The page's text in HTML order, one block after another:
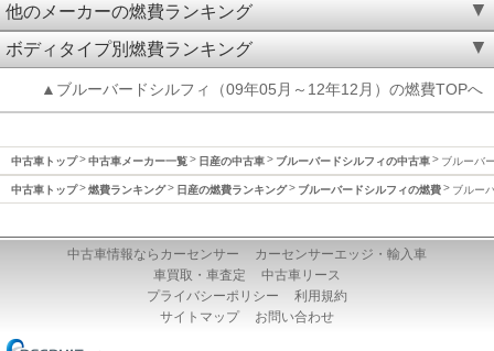
他のメーカーの燃費ランキング
ボディタイプ別燃費ランキング
▲ブルーバードシルフィ（09年05月～12年12月）の燃費TOPへ
中古車トップ 中古車メーカー一覧 日産の中古車 ブルーバードシルフィの中古車 ブルーバ
中古車トップ 燃費ランキング 日産の燃費ランキング ブルーバードシルフィの燃費 ブルー
中古車情報ならカーセンサー
カーセンサーエッジ・輸入車
車買取・車査定
中古車リース
プライバシーポリシー
利用規約
サイトマップ
お問い合わせ